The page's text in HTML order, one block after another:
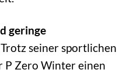
geringe
Trotz seiner sportlichen
P Zero Winter einen